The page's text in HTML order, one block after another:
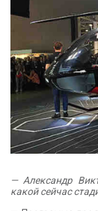
— Александр
какой сейчас